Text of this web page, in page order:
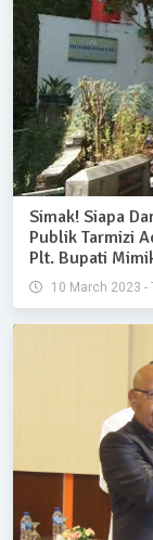
Simak! Siapa
Publik Tarmizi
Plt. Bupati
10 March 2023 -